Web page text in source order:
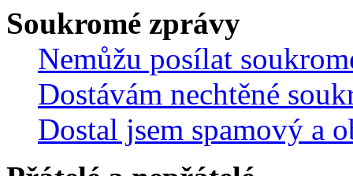
Soukromé zprávy
Nemůžu posílat
Dostávám nechtěné
Dostal jsem spamový a